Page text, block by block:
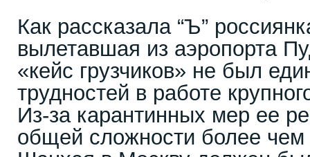
Как рассказала “Ъ”
вылетавшая из аэропорта
«кейс грузчиков» не был
трудностей в работе
Из-за карантинных мер ее
общей сложности более чем